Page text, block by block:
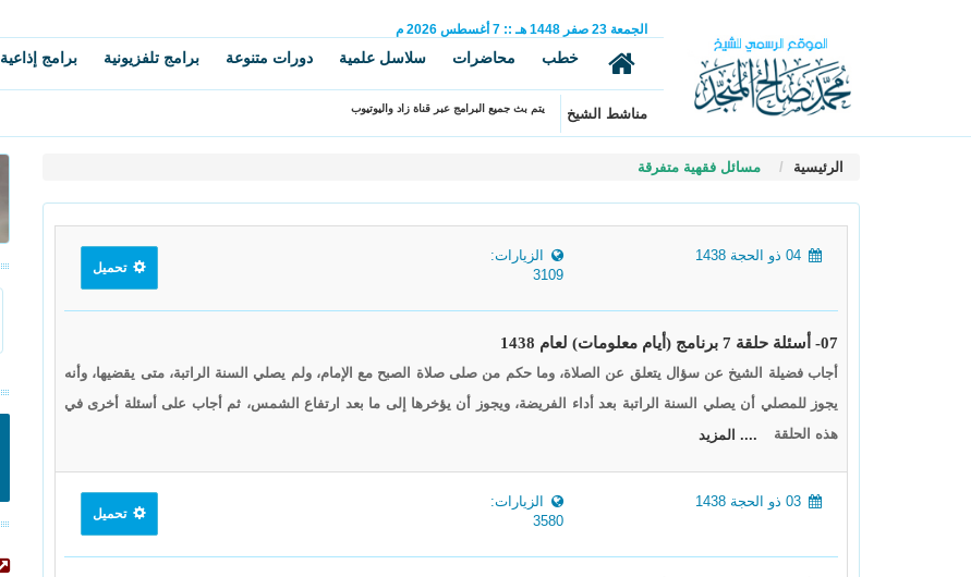
الجمعة 23 صفر 1448 هـ ::
7 أغسطس 2026 م
خطب محاضرات سلاسل علمية دورات متنوعة برامج تلفزيونية برامج إذاعية
مناشط الشيخ يتم بث جميع البرامج عبر قناة زاد واليوتيوب
الرئيسية مسائل فقهية متفرقة
الزيارات:
3109
تحميل
07- أسئلة حلقة 7 برنامج (أيام معلومات) لعام 1438
أجاب فضيلة الشيخ عن سؤال يتعلق عن الصلاة، وما حكم من صلى صلاة الصبح مع الإمام، ولم يصلي السنة الراتبة، متى يقضيها، وأنه
يجوز للمصلي أن يصلي السنة الراتبة بعد أداء الفريضة، ويجوز أن يؤخرها إلى ما بعد ارتفاع الشمس، ثم أجاب على أسئلة أخرى في
هذه الحلقة
.... المزيد
الزيارات:
3580
تحميل